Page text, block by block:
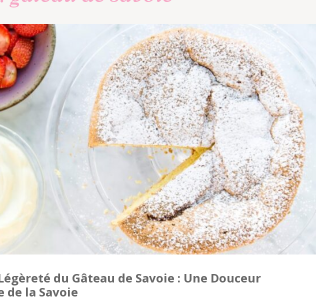
du Gâteau de Savoie : Une Douceur
la Savoie